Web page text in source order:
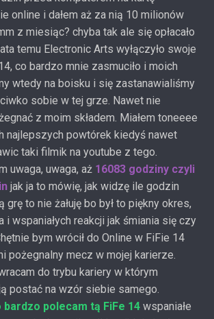
online i dałem aż za nią 10 milionów
z miesiąc? chyba tak ale się opłacało
temu Electronic Arts wyłączyło swoje
co bardzo mnie zasmuciło i moich
wtedy na boisku i się zastanawialiśmy
sobie w tej grze. Nawet nie
z moim składem. Miałem toneeee
najlepszych powtórek kiedyś nawet
taki filmik na youtube z tego.
uwaga, uwaga, aż 16083 godziny czyli
jak ja to mówię, jak widzę ile godzin
grę to nie żałuję bo był to piękny okres,
i wspaniałych reakcji jak śmiania się czy
bym wrócił do Online w FiFie 14
pożegnalny mecz w mojej karierze.
do trybu kariery w którym
postać na wzór siebie samego.
polecam tą FiFe 14 wspaniałe